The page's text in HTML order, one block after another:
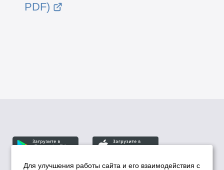
PDF)
Для улучшения работы сайта и его взаимодействия с